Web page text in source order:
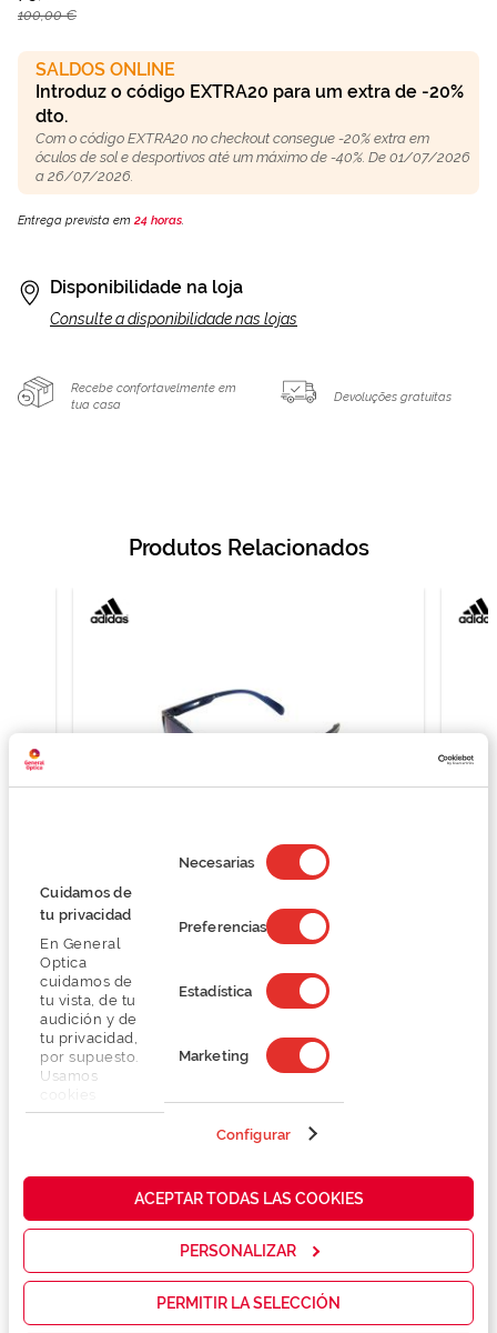
Cuidamos de
tu privacidad
En General
Optica
cuidamos de
tu vista, de tu
audición y de
tu privacidad,
por supuesto.
Usamos
propias y de
cómo mejorar
servicios y
las
que realmente
de
consentimiento
Necesarias
Preferencias
Estadística
Marketing
Configurar
ACEPTAR TODAS LAS COOKIES
PERSONALIZAR
PERMITIR LA SELECCIÓN
100,00 €
SALDOS ONLINE
Introduz o código EXTRA20 para um extra de -20%
dto.
Com o código EXTRA20 no checkout consegue -20% extra em
óculos de sol e desportivos até um máximo de -40%. De 01/07/2026
a 26/07/2026.
Entrega prevista em24 horas.
Disponibilidade na loja
Consulte a disponibilidade nas lojas
Recebe confortavelmente em
tua casa
Devoluções gratuitas
Produtos Relacionados
Adidas SP0024
70,00 €
Conselhos